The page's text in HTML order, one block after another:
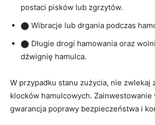
postaci pisków lub zgrzytów.
⬤ Wibracje​ lub drgania podczas
⬤ Długie drogi hamowania oraz⁤
dźwignię hamulca.
W przypadku stanu zużycia, nie⁣ zwlekaj
klocków⁢ hamulcowych.
‌gwarancja poprawy⁤ bezpieczeństwa ⁢i